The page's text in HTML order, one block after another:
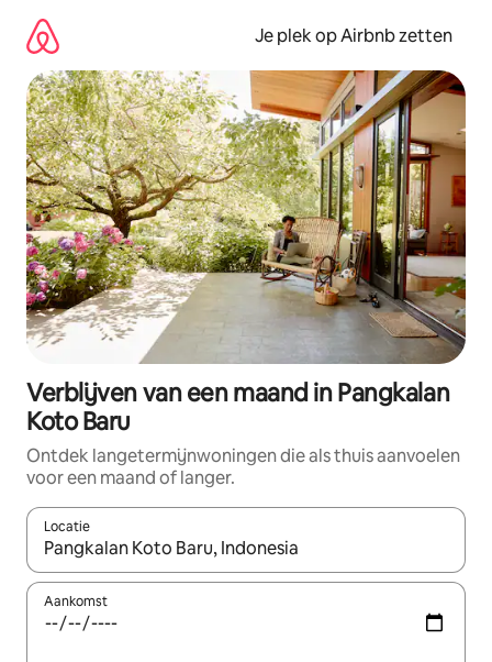
direct
naar
inhoud
Je plek op Airbnb zetten
Verblijven van een maand in Pangkalan
Koto Baru
Ontdek langetermijnwoningen die als thuis aanvoelen
voor een maand of langer.
Locatie
Wanneer er resultaten beschikbaar zijn, maak je een keuze
Aankomst